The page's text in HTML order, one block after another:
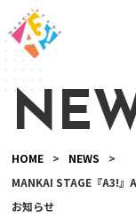
HOME > NEWS
>
MANKAI STAGE『A3!』
お知らせ